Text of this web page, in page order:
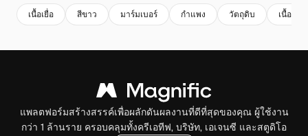
เนื้อเยื่อ สีขาว มาร์มเบอร์ กําแพง วัตถุดิบ เนื้อผ้า
แพลตฟอร์มสร้างสรรค์เพื่อผลักดันผลงานที่ดีที่สุดของคุณ ผู้ใช้งาน
กว่า 1 ล้านราย ครอบคลุมทั้งครีเอทีฟ, บริษัท, เอเจนซี และสตูดิโอ